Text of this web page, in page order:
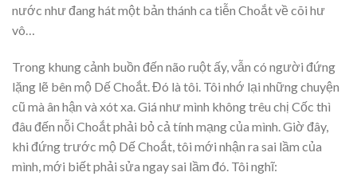
nước như đang hát một bản thánh ca tiễn Choắt về cõi hư
vô…
Trong khung cảnh buồn đến não ruột ấy, vẫn có người đứng
lặng lẽ bên mộ Dế Choắt. Đó là tôi. Tôi nhớ lại những chuyện
cũ mà ân hận và xót xa. Giá như mình không trêu chị Cốc thì
đâu đến nỗi Choắt phải bỏ cả tính mạng của mình. Giờ đây,
khi đứng trước mộ Dế Choắt, tôi mới nhận ra sai lầm của
mình, mới biết phải sửa ngay sai lầm đó. Tôi nghĩ: